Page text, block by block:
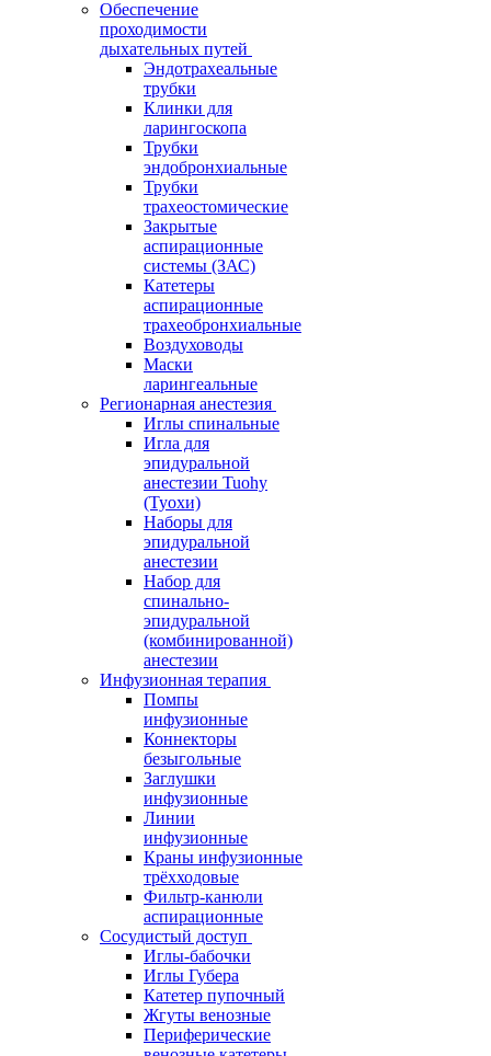
Обеспечение
проходимости
дыхательных путей
Эндотрахеальные
трубки
Клинки для
ларингоскопа
Трубки
эндобронхиальные
Трубки
трахеостомические
Закрытые
аспирационные
системы (ЗАС)
Катетеры
аспирационные
трахеобронхиальные
Воздуховоды
Маски
ларингеальные
Регионарная анестезия
Иглы спинальные
Игла для
эпидуральной
анестезии Tuohy
(Туохи)
Наборы для
эпидуральной
анестезии
Набор для
спинально-
эпидуральной
(комбинированной)
анестезии
Инфузионная терапия
Помпы
инфузионные
Коннекторы
безыгольные
Заглушки
инфузионные
Линии
инфузионные
Краны инфузионные
трёхходовые
Фильтр-канюли
аспирационные
Сосудистый доступ
Иглы-бабочки
Иглы Губера
Катетер пупочный
Жгуты венозные
Периферические